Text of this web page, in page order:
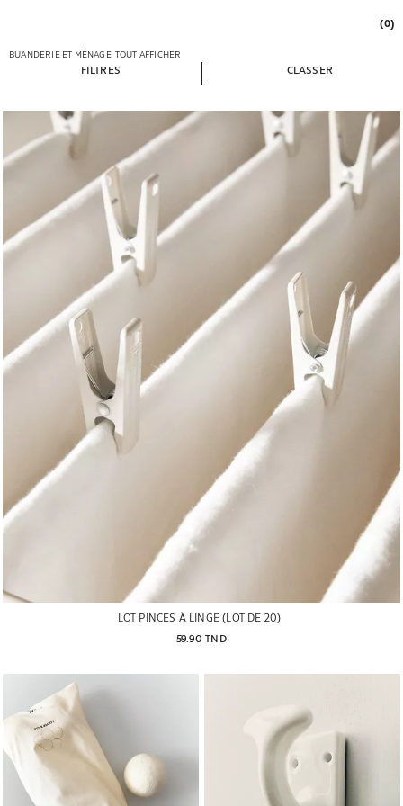
(0)
BUANDERIE ET MÉNAGE TOUT AFFICHER
FILTRES CLASSER
LOT PINCES À LINGE (LOT DE 20)
59.90 TND
Image changée en 1 de 6
Image changée en 1 de 6 Image changée en 1 de 5